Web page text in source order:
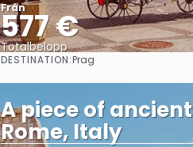
Från
577 €
Totalbelopp
DESTINATION:Prag
A piece of ancient
Rome, Italy